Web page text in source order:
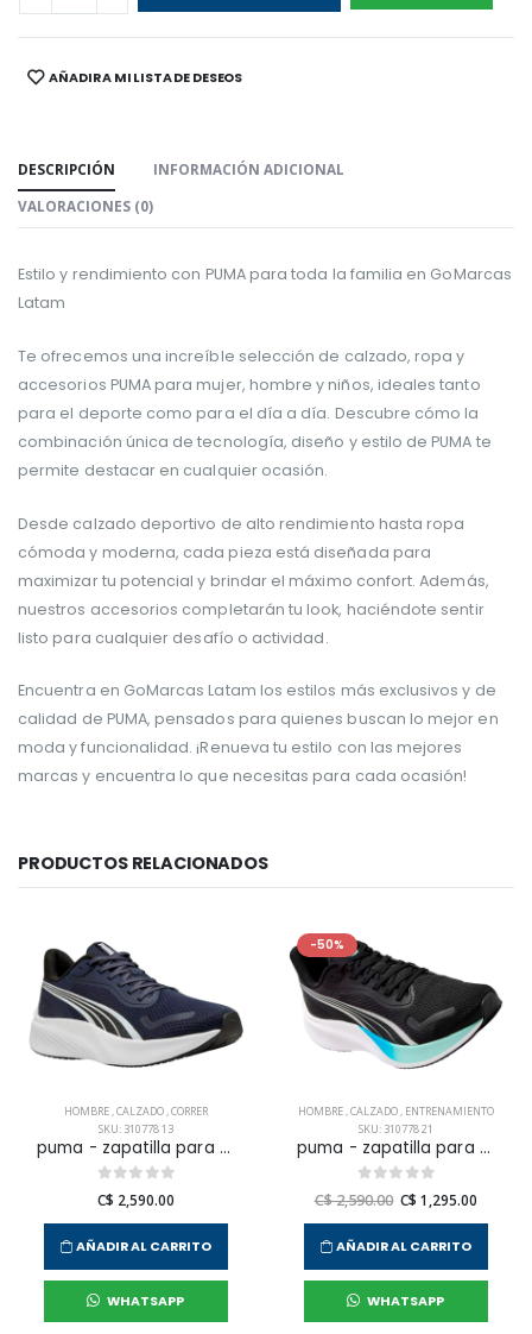
SHARE:AÑADIR A MI LISTA DE DESEOS
DESCRIPCIÓN
INFORMACIÓN ADICIONAL
VALORACIONES (0)
Estilo y rendimiento con PUMA para toda la familia en GoMarcas
Latam
Te ofrecemos una increíble selección de calzado, ropa y
accesorios PUMA para mujer, hombre y niños, ideales tanto
para el deporte como para el día a día. Descubre cómo la
combinación única de tecnología, diseño y estilo de PUMA te
permite destacar en cualquier ocasión.
Desde calzado deportivo de alto rendimiento hasta ropa
cómoda y moderna, cada pieza está diseñada para
maximizar tu potencial y brindar el máximo confort. Además,
nuestros accesorios completarán tu look, haciéndote sentir
listo para cualquier desafío o actividad.
Encuentra en GoMarcas Latam los estilos más exclusivos y de
calidad de PUMA, pensados para quienes buscan lo mejor en
moda y funcionalidad. ¡Renueva tu estilo con las mejores
marcas y encuentra lo que necesitas para cada ocasión!
PRODUCTOS RELACIONADOS
HOMBRE,CALZADO,CORRER
SKU: 310778 13
puma - zapatilla para correr pounce lite para hombre
C$ 2,590.00
AÑADIR AL CARRITO
WHATSAPP
-50%
HOMBRE,CALZADO, ENTRENAMIENTO
SKU: 310778 21
puma - zapatilla para entranamiento pounce lite para hombre
C$ 2,590.00 C$ 1,295.00
AÑADIR AL CARRITO
WHATSAPP